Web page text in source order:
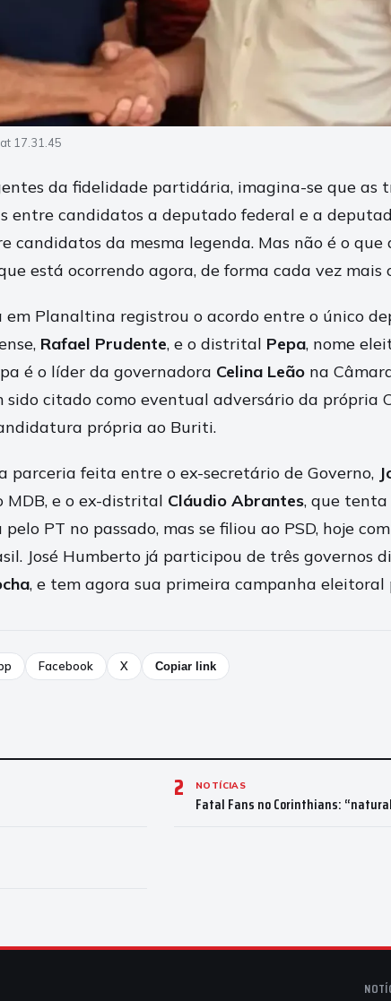
17.31.45
da fidelidade partidária, imagina-se que as
entre candidatos a deputado federal e a
candidatos da mesma legenda. Mas não é o que
está ocorrendo agora, de forma cada vez mais
em Planaltina registrou o acordo entre o único
Rafael Prudente, e o distrital Pepa, nome
é o líder da governadora Celina Leão na
citado como eventual adversário da própria
própria ao Buriti.
parceria feita entre o ex-secretário de Governo,
MDB, e o ex-distrital Cláudio Abrantes, que
PT no passado, mas se filiou ao PSD, hoje
José Humberto já participou de três governos
, e tem agora sua primeira campanha eleitoral
Facebook X Copiar link
2 NOTÍCIAS
Fatal Fans no Corinthians: